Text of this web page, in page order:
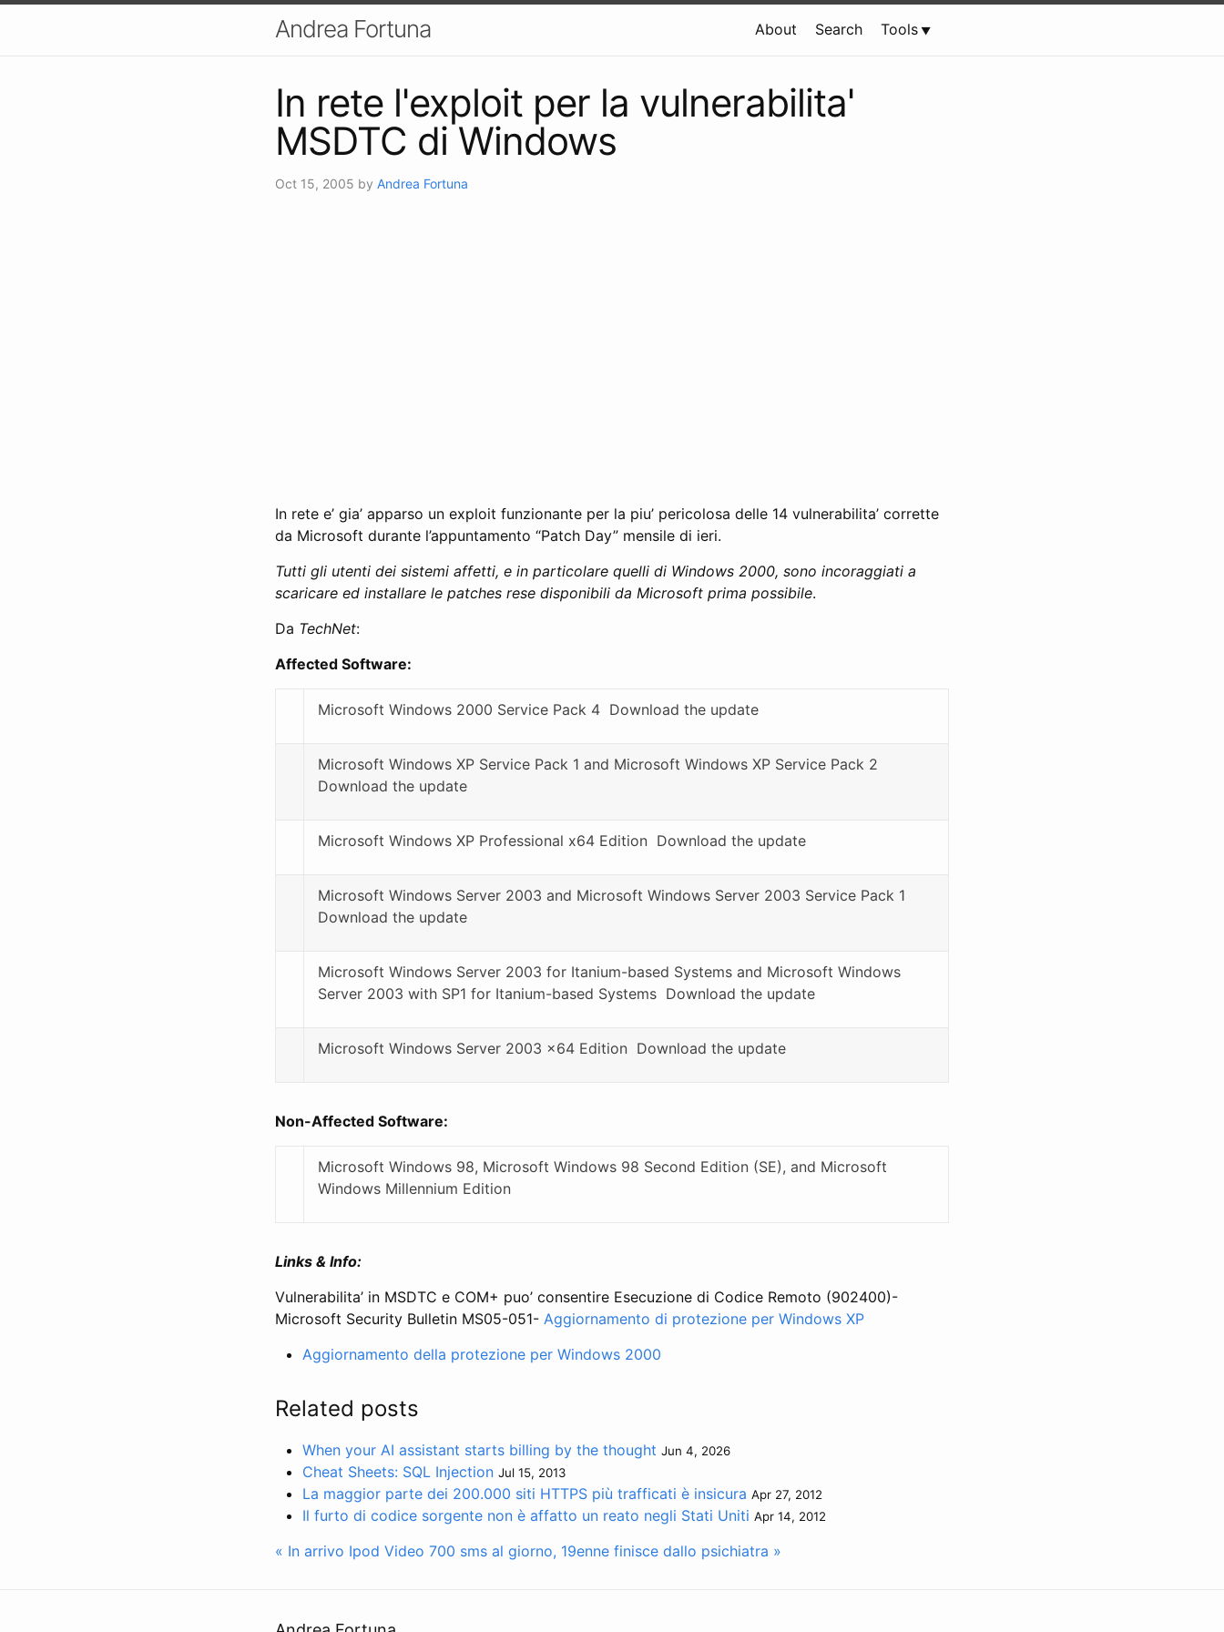
Andrea Fortuna About Search Tools
In rete l'exploit per la vulnerabilita'
MSDTC di Windows
Oct 15, 2005 by Andrea Fortuna
In rete e’ gia’ apparso un exploit funzionante per la piu’ pericolosa delle 14 vulnerabilita’ corrette
da Microsoft durante l’appuntamento “Patch Day” mensile di ieri.
Tutti gli utenti dei sistemi affetti, e in particolare quelli di Windows 2000, sono incoraggiati a
scaricare ed installare le patches rese disponibili da Microsoft prima possibile.
Da TechNet:
Affected Software:
Microsoft Windows 2000 Service Pack 4  Download the update
Microsoft Windows XP Service Pack 1 and Microsoft Windows XP Service Pack 2 
Download the update
Microsoft Windows XP Professional x64 Edition  Download the update
Microsoft Windows Server 2003 and Microsoft Windows Server 2003 Service Pack 1 
Download the update
Microsoft Windows Server 2003 for Itanium-based Systems and Microsoft Windows
Server 2003 with SP1 for Itanium-based Systems  Download the update
Microsoft Windows Server 2003 x64 Edition  Download the update
Non-Affected Software:
Microsoft Windows 98, Microsoft Windows 98 Second Edition (SE), and Microsoft
Windows Millennium Edition
Links & Info:
Vulnerabilita’ in MSDTC e COM+ puo’ consentire Esecuzione di Codice Remoto (902400)-
Microsoft Security Bulletin MS05-051- Aggiornamento di protezione per Windows XP
Aggiornamento della protezione per Windows 2000
Related posts
When your AI assistant starts billing by the thought Jun 4, 2026
Cheat Sheets: SQL Injection Jul 15, 2013
La maggior parte dei 200.000 siti HTTPS più trafficati è insicura Apr 27, 2012
Il furto di codice sorgente non è affatto un reato negli Stati Uniti Apr 14, 2012
« In arrivo Ipod Video 700 sms al giorno, 19enne finisce dallo psichiatra »